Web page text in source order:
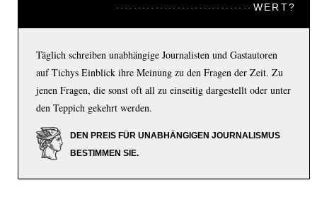
WERT?
Täglich schreiben unabhängige Journalisten und Gastautoren
auf Tichys Einblick ihre Meinung zu den Fragen der Zeit. Zu
jenen Fragen, die sonst oft all zu einseitig dargestellt oder unter
den Teppich gekehrt werden.
DEN PREIS FÜR UNABHÄNGIGEN JOURNALISMUS
BESTIMMEN SIE.